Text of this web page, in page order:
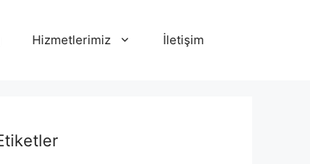
Hizmetlerimiz İletişim